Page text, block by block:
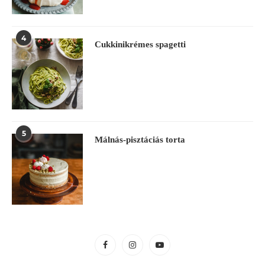
4
Cukkinikrémes spagetti
5
Málnás-pisztáciás torta